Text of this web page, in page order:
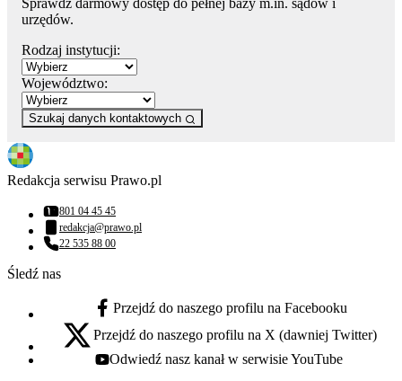
Sprawdź darmowy dostęp do pełnej bazy m.in. sądów i
urzędów.
Rodzaj instytucji:
Województwo:
Szukaj danych kontaktowych
Redakcja serwisu Prawo.pl
Numer telefonu:
801 04 45 45
Adres email:
redakcja@prawo.pl
Numer telefonu:
22 535 88 00
Śledź nas
facebook - otwiera się w nowej karcie
Przejdź do naszego profilu na Facebooku
x - otwiera się w nowej karcie
Przejdź do naszego profilu na X (dawniej Twitter)
youtube - otwiera się w nowej karcie
Odwiedź nasz kanał w serwisie YouTube